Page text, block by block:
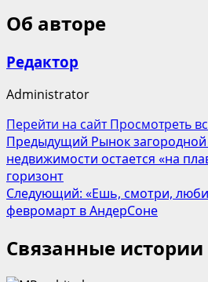
Об авторе
Редактор
Administrator
Перейти на сайтПросмотреть
Навигация
записи
Предыдущий Рынок
недвижимости остается «на
горизонт
Следующий: «Ешь, смотри,
февромарт в АндерСоне
Связанные истории